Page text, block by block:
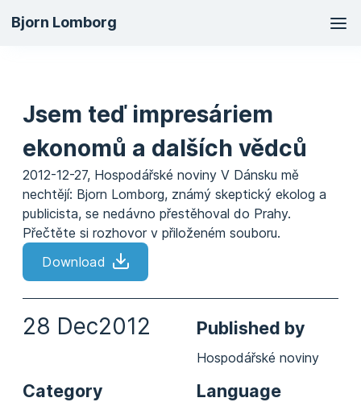
Bjorn Lomborg
Jsem teď impresáriem
ekonomů a dalších vědců
2012-12-27, Hospodářské noviny V Dánsku mě
nechtějí: Bjorn Lomborg, známý skeptický ekolog a
publicista, se nedávno přestěhoval do Prahy.
Přečtěte si rozhovor v přiloženém souboru.
Download
28 Dec2012 Published by
Hospodářské noviny
Category Language